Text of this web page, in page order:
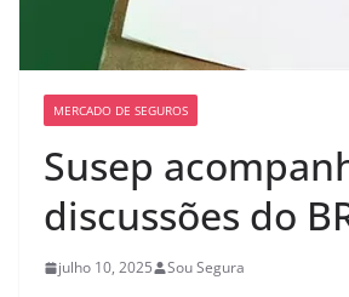
MERCADO DE SEGUROS
Susep
discussões do
julho 10, 2025 Sou Segura